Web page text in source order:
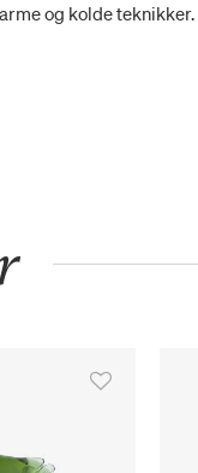
og kolde
todimensionelle